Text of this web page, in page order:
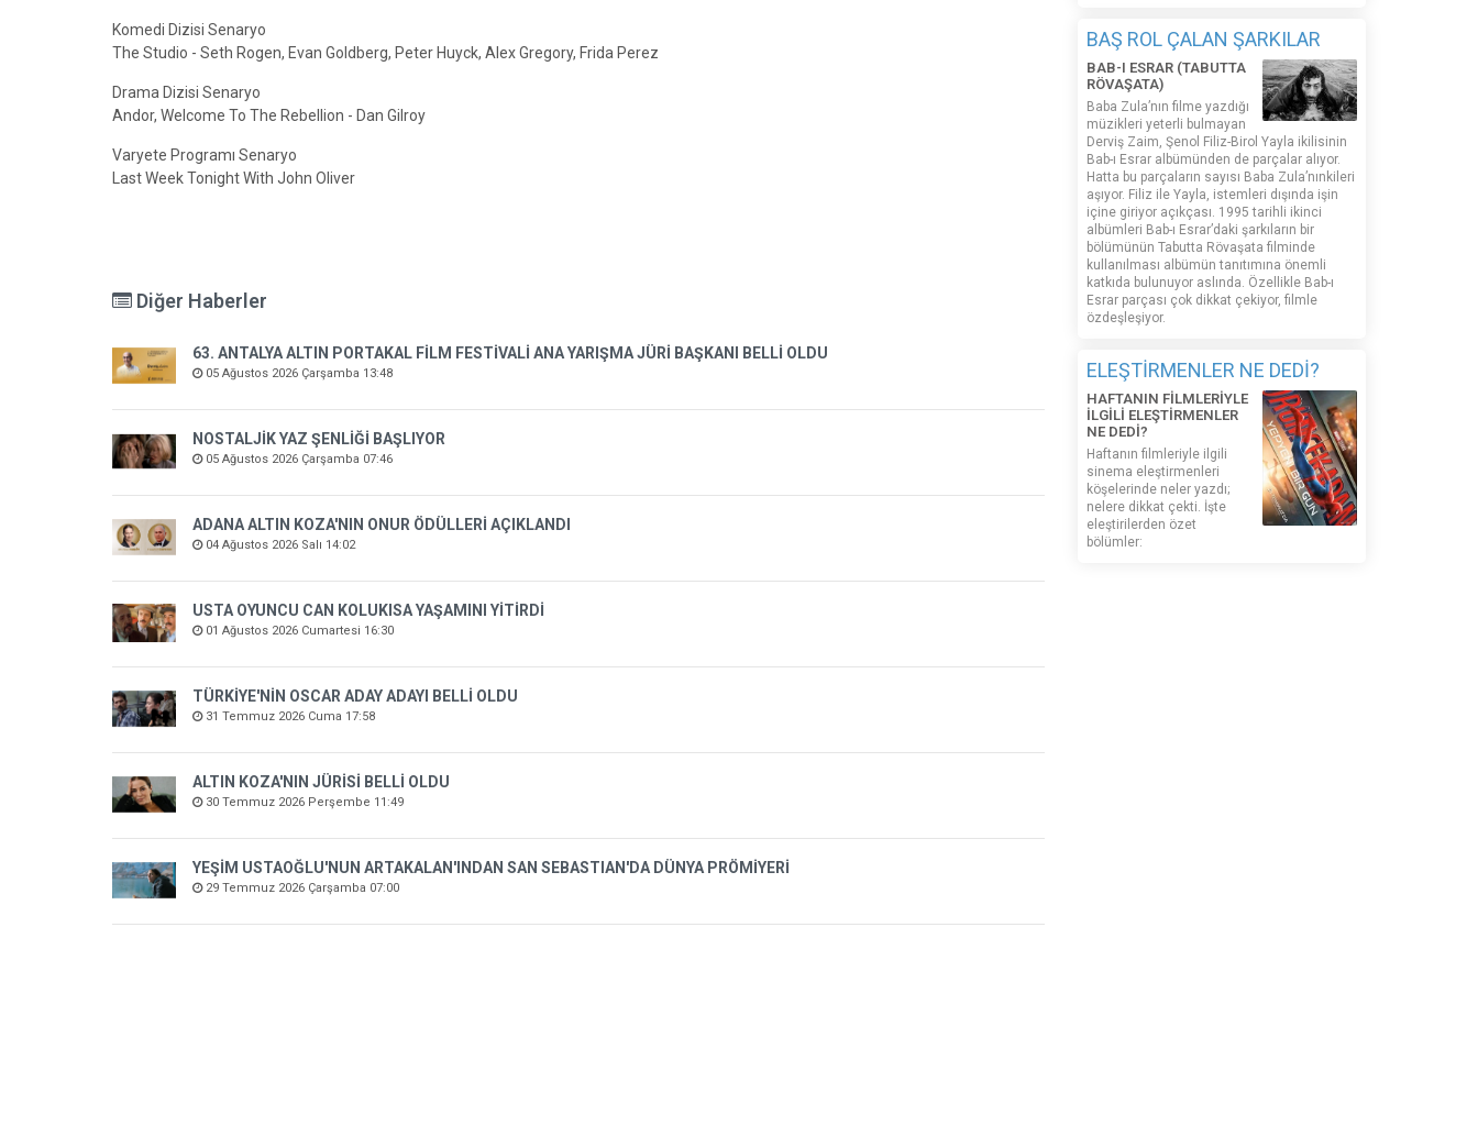
Komedi Dizisi Senaryo
The Studio - Seth Rogen, Evan Goldberg, Peter Huyck, Alex Gregory, Frida Perez
Drama Dizisi Senaryo
Andor, Welcome To The Rebellion - Dan Gilroy
Varyete Programı Senaryo
Last Week Tonight With John Oliver
Diğer Haberler
63. ANTALYA ALTIN PORTAKAL FİLM FESTİVALİ ANA YARIŞMA JÜRİ BAŞKANI BELLİ OLDU
05 Ağustos 2026 Çarşamba 13:48
NOSTALJİK YAZ ŞENLİĞİ BAŞLIYOR
05 Ağustos 2026 Çarşamba 07:46
ADANA ALTIN KOZA'NIN ONUR ÖDÜLLERİ AÇIKLANDI
04 Ağustos 2026 Salı 14:02
USTA OYUNCU CAN KOLUKISA YAŞAMINI YİTİRDİ
01 Ağustos 2026 Cumartesi 16:30
TÜRKİYE'NİN OSCAR ADAY ADAYI BELLİ OLDU
31 Temmuz 2026 Cuma 17:58
ALTIN KOZA'NIN JÜRİSİ BELLİ OLDU
30 Temmuz 2026 Perşembe 11:49
YEŞİM USTAOĞLU'NUN ARTAKALAN'INDAN SAN SEBASTIAN'DA DÜNYA PRÖMİYERİ
29 Temmuz 2026 Çarşamba 07:00
BAŞ ROL ÇALAN ŞARKILAR
BAB-I ESRAR (TABUTTA
RÖVAŞATA)
Baba Zula’nın filme yazdığı
müzikleri yeterli bulmayan
Derviş Zaim, Şenol Filiz-Birol Yayla ikilisinin
Bab-ı Esrar albümünden de parçalar alıyor.
Hatta bu parçaların sayısı Baba Zula’nınkileri
aşıyor. Filiz ile Yayla, istemleri dışında işin
içine giriyor açıkçası. 1995 tarihli ikinci
albümleri Bab-ı Esrar’daki şarkıların bir
bölümünün Tabutta Rövaşata filminde
kullanılması albümün tanıtımına önemli
katkıda bulunuyor aslında. Özellikle Bab-ı
Esrar parçası çok dikkat çekiyor, filmle
özdeşleşiyor.
ELEŞTİRMENLER NE DEDİ?
HAFTANIN FİLMLERİYLE
İLGİLİ ELEŞTİRMENLER
NE DEDİ?
Haftanın filmleriyle ilgili
sinema eleştirmenleri
köşelerinde neler yazdı;
nelere dikkat çekti. İşte
eleştirilerden özet
bölümler: